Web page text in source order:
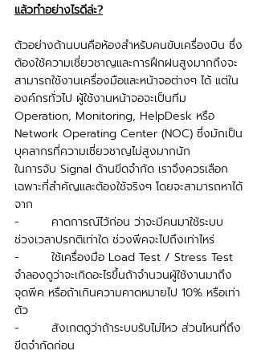
แล้วทำอย่างไรดีล่ะ?
ตัวอย่างด้านบนคือห้องสำหรับคนขับเครื่องบิน ซึ่ง
ต้องใช้ความเชี่ยวชาญและการฝึกฝนสูงมากถึงจะ
สามารถใช้งานเครื่องมือและหน้าจอต่างๆ ได้ แต่ใน
องค์กรทั่วไป ผู้ใช้งานหน้าจอจะเป็นทีม
Operation, Monitoring, HelpDesk หรือ
Network Operating Center (NOC) ซึ่งมักเป็น
บุคลากรที่ความเชี่ยวชาญไม่สูงมากนัก
ในการจับ Signal ด้านขีดจำกัด เราจึงควรเลือก
เฉพาะที่สำคัญและต้องใช้จริงๆ โดยจะสามารถหาได้
จาก
-        คาดการณ์ไว้ก่อน ว่าจะมีคนมาใช้ระบบ
ช่วงเวลาปรกติเท่าใด ช่วงพีคจะไปถึงเท่าไหร่
-        ใช้เครื่องมือ Load Test / Stress Test
จำลองดูว่าจะเกิดอะไรขึ้นถ้าจำนวนผู้ใช้งานมาถึง
จุดพีค หรือถ้าเกินความคาดหมายไป 10% หรือเท่า
ตัว
-        สังเกตดูว่าถ้าระบบรับไม่ไหว ส่วนไหนที่ถึง
ขีดจำกัดก่อน